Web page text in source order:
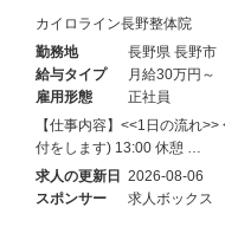
カイロライン長野整体院
勤務地
長野県 長野市
給与タイプ
月給30万円～
雇用形態
正社員
【仕事内容】<<1日の流れ
付をします) 13:00 休憩 …
求人の更新日 2026-08-06
スポンサー
求人ボックス